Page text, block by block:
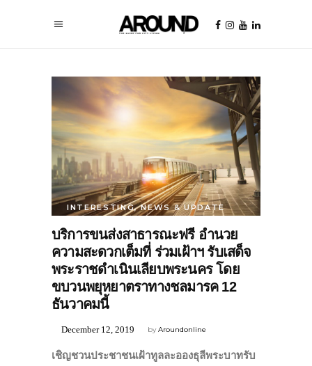
INTERESTING,NEWS & UPDATE
บริการขนส่งสาธารณะฟรี อำนวย
ความสะดวกเต็มที่ ร่วมเฝ้าฯ รับเสด็จ
พระราชดำเนินเลียบพระนคร โดย
ขบวนพยุหยาตราทางชลมารค 12
ธันวาคมนี้
byAroundonline
December 12, 2019
เชิญชวนประชาชนเฝ้าทูลละอองธุลีพระบาทรับ